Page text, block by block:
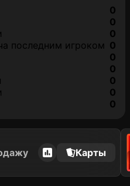
0
0
0
последним игроком 0
0
0
0
0
0
Карты